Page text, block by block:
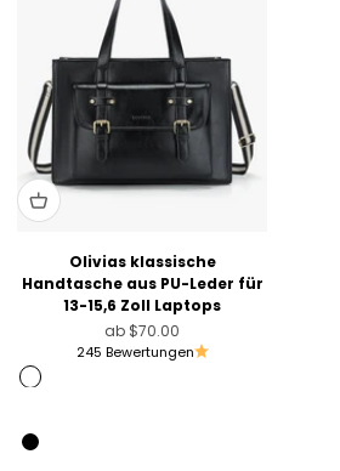
Olivias klassische
Handtasche aus PU-Leder für
13-15,6 Zoll Laptops
Angebot
ab $70.00
245 Bewertungen
Schwarz
Beige mit Braun
Beige mit Schwarz